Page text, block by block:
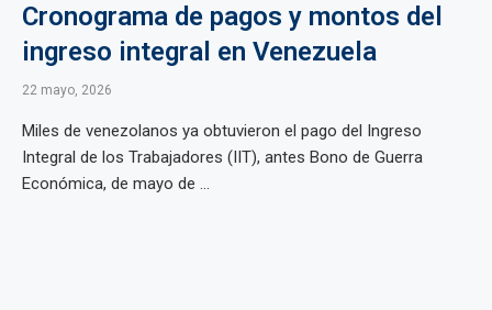
Cronograma de pagos y montos del
ingreso integral en Venezuela
22 mayo, 2026
Miles de venezolanos ya obtuvieron el pago del Ingreso
Integral de los Trabajadores (IIT), antes Bono de Guerra
Económica, de mayo de ...